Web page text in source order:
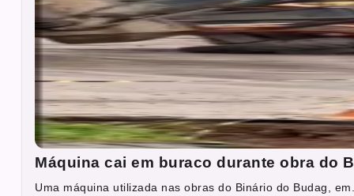
Máquina cai em buraco durante obra do
Uma máquina utilizada nas obras do Binário do Budag,